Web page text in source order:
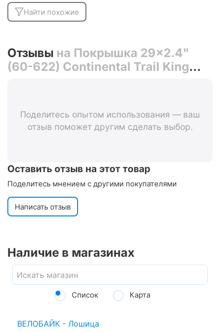
Найти похожие
Отзывы на Покрышка 29x2.4"
(60-622) Continental Trail King
Поделитесь опытом использования — ваш
отзыв поможет другим сделать выбор.
Оставить отзыв на этот товар
Поделитесь мнением с другими покупателями
Написать отзыв
Наличие в магазинах
Список Карта
ВЕЛОБАЙК - Лошица